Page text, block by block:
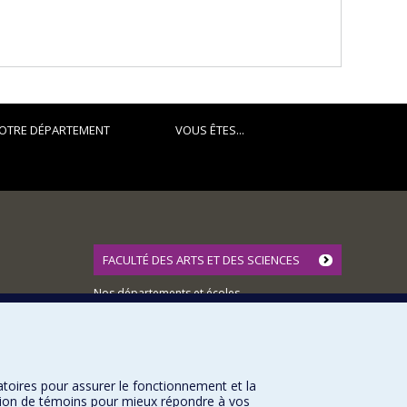
DÉPARTEMENT VOUS ÊTES...
FACULTÉ DES ARTS ET DES SCIENCES
Nos départements et écoles
pour assurer le fonctionnement et la
de témoins pour mieux répondre à vos